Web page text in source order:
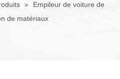
»
Empileur de voiture de
de matériaux